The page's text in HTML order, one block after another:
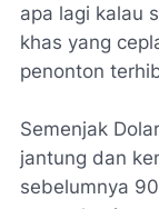
apa lagi kalau
khas yang
penonton
Semenjak
jantung dan
sebelumnya